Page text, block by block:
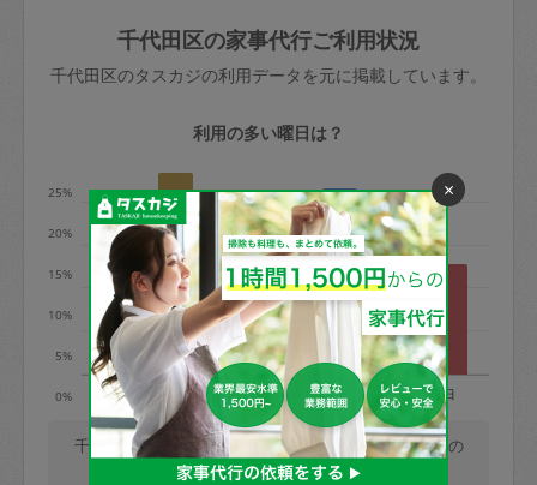
依頼者不在による当日キャンセル＝依頼
金額の100%＋交通費全額
※例：依頼日時／土曜日午前9時開始の場
発生
水曜日9時〜金曜日9時まで＝依頼料金の
50%
金曜日9時～土曜日8時まで＝依頼金額の
100%
土曜日8時〜実施時間＝依頼金額の100%
＋交通費全額
依頼者不在による当日キャンセル＝依頼
金額の100%＋交通費全額
きた場合は損害保険の対象外となるので
ご注意ください。
玉、など
あわせてこちらも参照ください：初めて
はありますか？
千代田区の家事代行ご利用状況
千代田区のタスカジの利用データを元に掲載しています。
利用の多い曜日は？
0%
5%
10%
15%
20%
25%
月 火 水 木 金 土 日
千代田区では、毎週火曜日の利用が最も多く、月曜日の
利用が少ないです。(2026/08/08 時点での更新)
×